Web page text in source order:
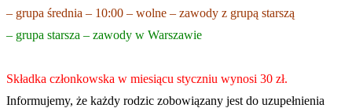
– grupa średnia – 10:00 – wolne – zawody z grupą starszą
– grupa starsza – zawody w Warszawie
Składka członkowska w miesiącu styczniu wynosi 30 zł.
Informujemy, że każdy rodzic zobowiązany jest do uzupełnienia